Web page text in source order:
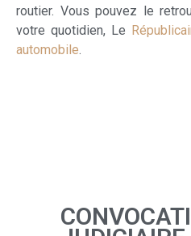
routier. Vous pouvez le
votre quotidien, Le
automobile.